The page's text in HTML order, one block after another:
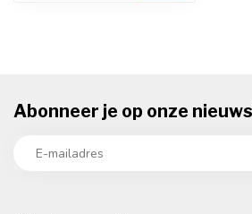
Abonneer je op onze